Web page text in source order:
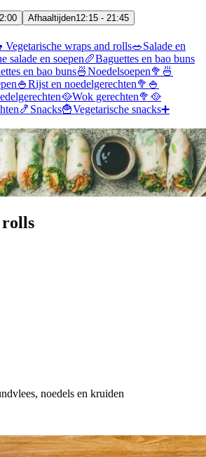
Afhaaltijden12:15 - 21:45
Vegetarische wraps and rolls🥗Salade en
salade en soepen🥖Baguettes en bao buns
en bao buns🍜Noedelsoepen🥦🍜
🍚Rijst en noedelgerechten🥦🍚
🥘Wok gerechten🥦🥘
🍤Snacks🍟Vegetarische snacks➕
rolls
noedels en kruiden